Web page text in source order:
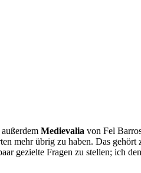
Medievalia von Fel
mehr übrig zu haben. Das
gezielte Fragen zu stellen; ich